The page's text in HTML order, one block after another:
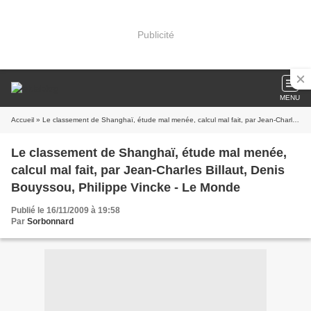
Publicité
MENU
Accueil » Le classement de Shanghaï, étude mal menée, calcul mal fait, par Jean-Charles Billaut, Denis Bouyssou, Philippe Vincke - Le Monde
Le classement de Shanghaï, étude mal menée,
calcul mal fait, par Jean-Charles Billaut, Denis
Bouyssou, Philippe Vincke - Le Monde
Publié le 16/11/2009 à 19:58
Par Sorbonnard